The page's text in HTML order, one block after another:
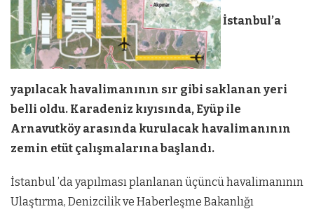
İstanbul’a
yapılacak havalimanının sır gibi saklanan yeri
belli oldu. Karadeniz kıyısında, Eyüp ile
Arnavutköy arasında kurulacak havalimanının
zemin etüt çalışmalarına başlandı.
İstanbul ’da yapılması planlanan üçüncü havalimanının
Ulaştırma, Denizcilik ve Haberleşme Bakanlığı